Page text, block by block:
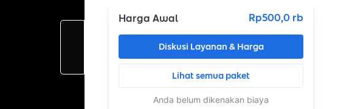
Harga Awal Rp500,0 rb
Diskusi Layanan & Harga
Lihat semua paket
Anda belum dikenakan biaya